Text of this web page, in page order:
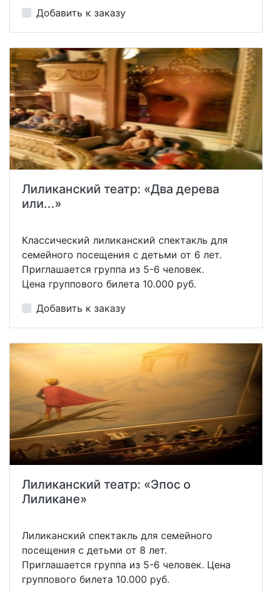
Добавить к заказу
Лиликанский театр: «Два дерева
или...»
Классический лиликанский спектакль для
семейного посещения с детьми от 6 лет.
Приглашается группа из 5-6 человек.
Цена группового билета 10.000 руб.
Добавить к заказу
Лиликанский театр: «Эпос о
Лиликане»
Лиликанский спектакль для семейного
посещения с детьми от 8 лет.
Приглашается группа из 5-6 человек. Цена
группового билета 10.000 руб.